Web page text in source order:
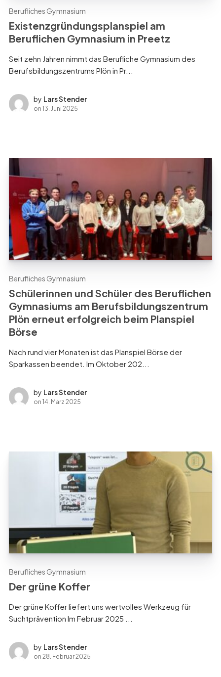
Berufliches Gymnasium
Existenzgründungsplanspiel am
Beruflichen Gymnasium in Preetz
Seit zehn Jahren nimmt das Berufliche Gymnasium des
Berufsbildungszentrums Plön in Pr...
by Lars Stender
on 13. Juni 2025
Berufliches Gymnasium
Schülerinnen und Schüler des Beruflichen
Gymnasiums am Berufsbildungszentrum
Plön erneut erfolgreich beim Planspiel
Börse
Nach rund vier Monaten ist das Planspiel Börse der
Sparkassen beendet. Im Oktober 202...
by Lars Stender
on 14. März 2025
Berufliches Gymnasium
Der grüne Koffer
Der grüne Koffer liefert uns wertvolles Werkzeug für
Suchtprävention Im Februar 2025 ...
by Lars Stender
on 28. Februar 2025